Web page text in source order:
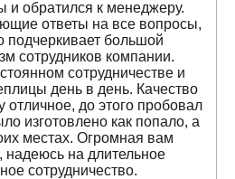
и обратился к менеджеру.
ответы на все вопросы,
подчеркивает большой
сотрудников компании.
сотрудничестве и
день в день. Качество
до этого пробовал
изготовлено как попало, а
местах. Огромная вам
надеюсь на длительное
сотрудничество.